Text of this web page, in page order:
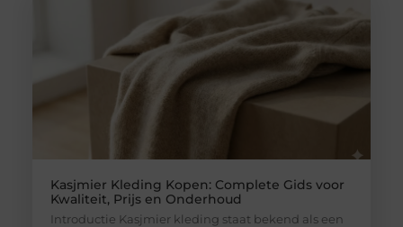
Kasjmier Kleding Kopen: Complete Gids voor
Kwaliteit, Prijs en Onderhoud
Introductie Kasjmier kleding staat bekend als een